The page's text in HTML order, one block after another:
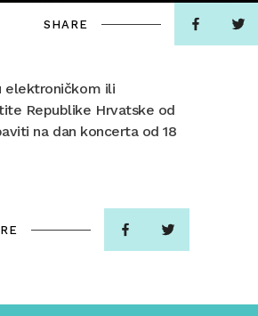
SHARE
elektroničkom ili
Republike Hrvatske od
na dan koncerta od 18